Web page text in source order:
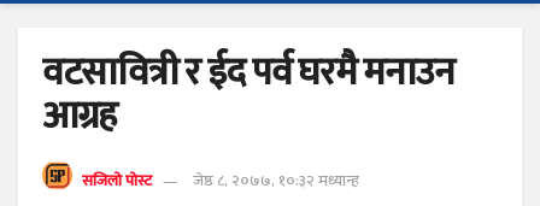
वटसावित्री र ईद पर्व घरमै मनाउन
आग्रह
सजिलो पोस्ट जेष्ठ ८, २०७७, १०:३२ मध्यान्ह